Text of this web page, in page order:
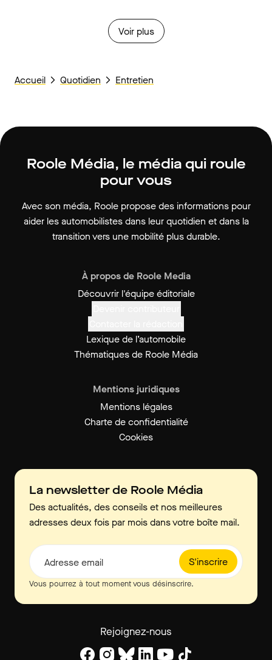
Voir plus
Accueil Quotidien Entretien
Roole Média, le média qui roule
pour vous
Avec son média, Roole propose des informations pour
aider les automobilistes dans leur quotidien et dans la
transition vers une mobilité plus durable.
À propos de Roole Media
Découvrir l'équipe éditoriale
Lexique de l’automobile
Thématiques de Roole Média
Mentions juridiques
Mentions légales
Charte de confidentialité
Cookies
La newsletter de Roole Média
Des actualités, des conseils et nos meilleures
adresses deux fois par mois dans votre boîte mail.
S'inscrire
Adresse email
Vous pourrez à tout moment vous désinscrire.
Rejoignez-nous